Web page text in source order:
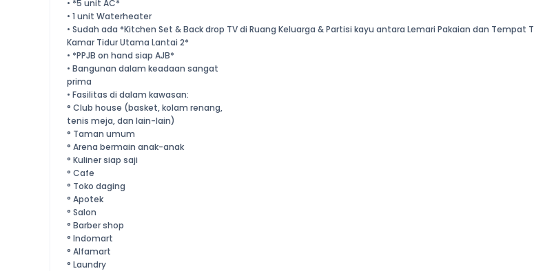
• *5 unit AC*
• 1 unit Waterheater
• Sudah ada *Kitchen Set & Back drop TV di Ruang Keluarga & Partisi kayu antara Lemari Pakaian dan Tempat
Kamar Tidur Utama Lantai 2*
• *PPJB on hand siap AJB*
• Bangunan dalam keadaan sangat
prima
• Fasilitas di dalam kawasan:
° Club house (basket, kolam renang,
tenis meja, dan lain-lain)
° Taman umum
° Arena bermain anak-anak
° Kuliner siap saji
° Cafe
° Toko daging
° Apotek
° Salon
° Barber shop
° Indomart
° Alfamart
° Laundry